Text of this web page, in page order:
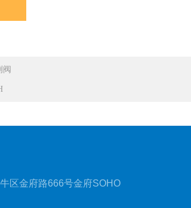
阀
区金府路666号金府SOHO